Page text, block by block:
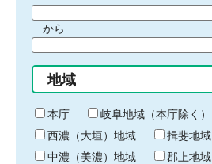
間
始
り
から
間
終
わ
り
地域
本庁
岐阜地域（本庁除く）
西濃（大垣）地域
揖斐地域
中濃（美濃）地域
郡上地域